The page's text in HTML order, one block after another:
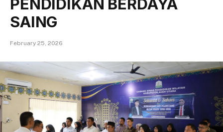
PENDIDIKAN BERDAYA
SAING
February 25, 2026